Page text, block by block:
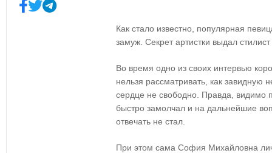
Как стало известно, популярная
замуж. Секрет артистки выдал
Во время одно из своих интервью
нельзя рассматривать, как завидную
сердце не свободно. Правда, видимо
быстро замолчал и на дальнейшие
отвечать не стал.
При этом сама София Михайловна